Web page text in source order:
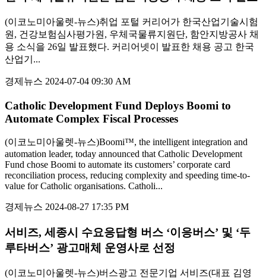
(이코노미아울렛-뉴스)취업 포털 커리어가 한국산업기술시험
원, 건강보험심사평가원, 우체국물류지원단, 함안지방공사 채
용 소식을 26일 발표했다. 커리어넷이 발표한 채용 공고 한국
산업기...
경제뉴스 2024-07-04 09:30 AM
Catholic Development Fund Deploys Boomi to
Automate Complex Fiscal Processes
(이코노미아울렛-뉴스)Boomi™, the intelligent integration and
automation leader, today announced that Catholic Development
Fund chose Boomi to automate its customers’ corporate card
reconciliation process, reducing complexity and speeding time-to-
value for Catholic organisations. Catholi...
경제뉴스 2024-08-27 17:35 PM
서비즈, 세종시 수요응답형 버스 ‘이응버스’ 및 ‘두
루타버스’ 광고매체 운영사로 선정
(이코노미아울렛-뉴스)버스광고 전문기업 서비즈(대표 김영